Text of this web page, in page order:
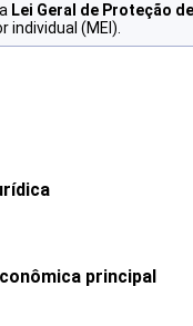
Lei Geral de Proteção
individual (MEI).
principal